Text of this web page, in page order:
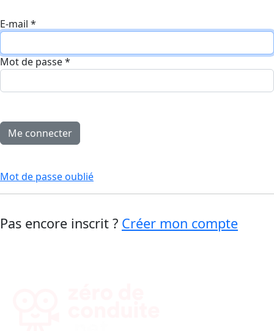
E-mail *
Mot de passe*
Mot de passe oublié
Pas encore inscrit ? Créer mon compte